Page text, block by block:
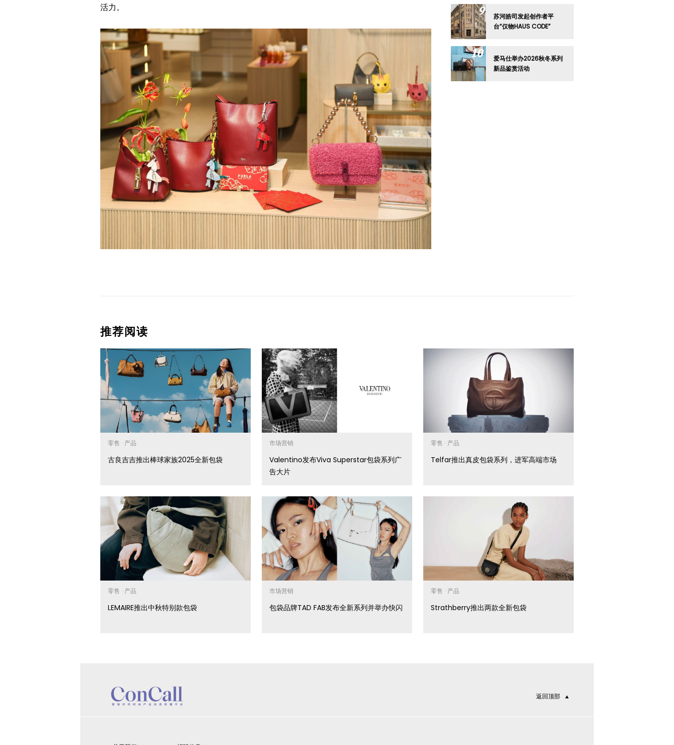
活力。
苏河皓司发起创作者平
台“仅物HAUS CODE”
爱马仕举办2026秋冬系列
新品鉴赏活动
推荐阅读
零售 ·产品
古良吉吉推出棒球家族2025全新包袋
市场营销
Valentino发布Viva Superstar包袋系列广
告大片
零售 ·产品
Telfar推出真皮包袋系列，进军高端市场
零售 ·产品
LEMAIRE推出中秋特别款包袋
市场营销
包袋品牌TAD FAB发布全新系列并举办快闪
零售 ·产品
Strathberry推出两款全新包袋
返回顶部